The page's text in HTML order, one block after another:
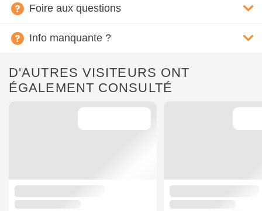
Foire aux questions
Info manquante ?
D'AUTRES VISITEURS ONT
ÉGALEMENT CONSULTÉ